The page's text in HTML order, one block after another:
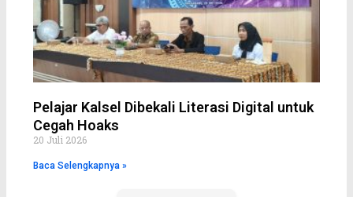
Pelajar Kalsel Dibekali Literasi Digital untuk
Cegah Hoaks
20 Juli 2026
Baca Selengkapnya »